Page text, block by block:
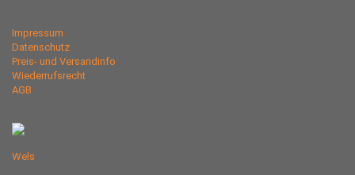
Impressum
Datenschutz
Preis- und Versandinfo
Wiederrufsrecht
AGB
Wels